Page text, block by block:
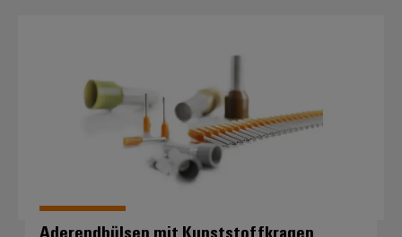
Configurator
Digital
Aderendhülsen mit Kunststoffkragen